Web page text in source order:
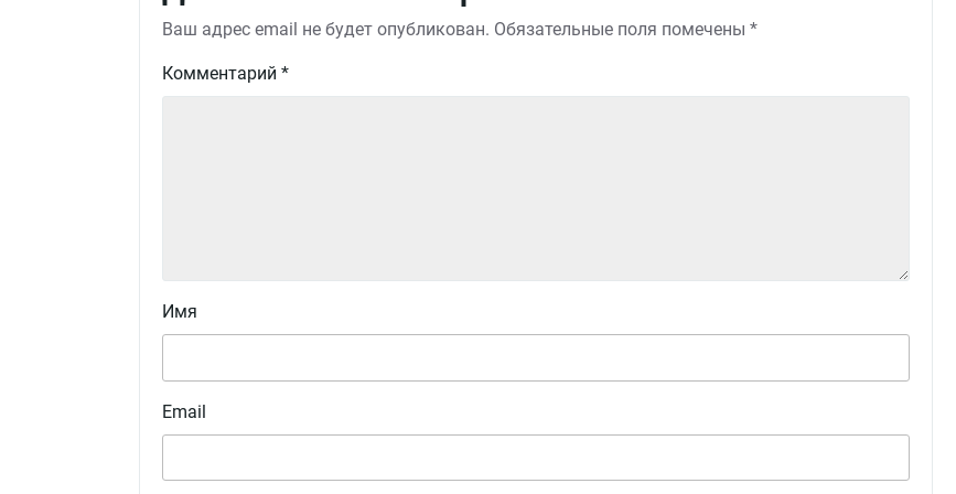
Ваш адрес email не будет опубликован. Обязательные поля помечены *
Комментарий *
Имя
Email